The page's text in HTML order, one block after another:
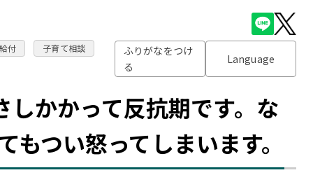
付 子育て相談
ふりがなをつけ
る
Language
かかって反抗期です。な
つい怒ってしまいます。